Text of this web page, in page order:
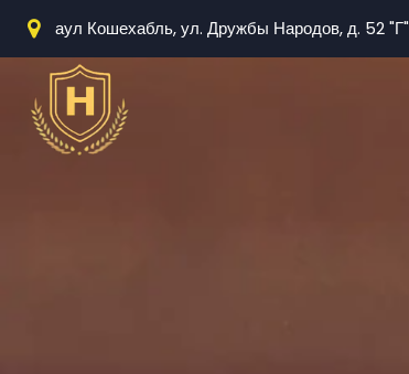
аул Кошехабль, ул. Дружбы Народов, д. 52 "Г"